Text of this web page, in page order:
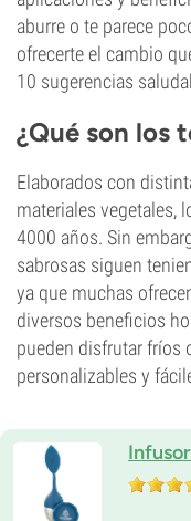
aburre o te parece
ofrecerte el cambio
10 sugerencias
¿Qué son los
Elaborados con
materiales vegetales,
4000 años. Sin
sabrosas siguen
ya que muchas
diversos beneficios
pueden disfrutar fríos
personalizables y